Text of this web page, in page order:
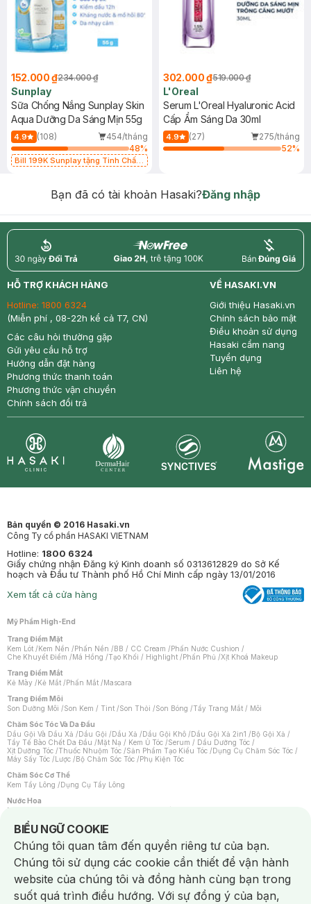
152.000 ₫234.000 ₫
Sunplay
Sữa Chống Nắng Sunplay Skin
Aqua Dưỡng Da Sáng Mịn 55g
4.9 (108)
454/tháng
48%
Bill 199K Sunplay tặng Tinh Chất
302.000 ₫519.000 ₫
L'Oreal
Serum L'Oreal Hyaluronic Acid
Cấp Ẩm Sáng Da 30ml
4.9 (27)
275/tháng
52%
Bạn đã có tài khoản Hasaki?Đăng nhập
return nowfree price
HỖ TRỢ KHÁCH HÀNG
Hotline: 1800 6324
(Miễn phí , 08-22h kể cả T7, CN)
Các câu hỏi thường gặp
Gửi yêu cầu hỗ trợ
Hướng dẫn đặt hàng
Phương thức thanh toán
Phương thức vận chuyển
Chính sách đổi trả
VỀ HASAKI.VN
Giới thiệu Hasaki.vn
Chính sách bảo mật
Điều khoản sử dụng
Hasaki cẩm nang
Tuyển dụng
Liên hệ
Bản quyền © 2016 Hasaki.vn
Công Ty cổ phần HASAKI VIETNAM
Hotline: 1800 6324
Giấy chứng nhận Đăng ký Kinh doanh số 0313612829 do Sở Kế
hoạch và Đầu tư Thành phố Hồ Chí Minh cấp ngày 13/01/2016
Xem tất cả cửa hàng
Mỹ Phẩm High-End
Trang Điểm Mặt
Kem Lót /Kem Nền /Phấn Nền /BB / CC Cream /Phấn Nước Cushion /
Che Khuyết Điểm /Má Hồng /Tạo Khối / Highlight /Phấn Phủ /Xịt Khoá Makeup
Trang Điểm Mắt
Kẻ Mày /Kẻ Mắt /Phấn Mắt /Mascara
Trang Điểm Môi
Son Dưỡng Môi /Son Kem / Tint /Son Thỏi /Son Bóng /Tẩy Trang Mắt / Môi
Chăm Sóc Tóc Và Da Đầu
Dầu Gội Và Dầu Xả /Dầu Gội /Dầu Xả /Dầu Gội Khô /Dầu Gội Xả 2in1 /Bộ Gội Xả /
Tẩy Tế Bào Chết Da Đầu /Mặt Nạ / Kem Ủ Tóc /Serum / Dầu Dưỡng Tóc /
Xịt Dưỡng Tóc /Thuốc Nhuộm Tóc /Sản Phẩm Tạo Kiểu Tóc /Dụng Cụ Chăm Sóc Tóc /
Máy Sấy Tóc /Lược /Bộ Chăm Sóc Tóc /Phụ Kiện Tóc
Chăm Sóc Cơ Thể
Kem Tẩy Lông /Dụng Cụ Tẩy Lông
Nước Hoa
Nước Hoa Nữ
Chăm Sóc Cá Nhân
Chống Muỗi /Khẩu Trang /Máy Massage/Mặt Nạ Xông Hơi /Nước Rửa Tay/
Sản Phẩm Chăm Sóc Khác /Bàn Chải Đánh Răng /Bàn Chải Điện/
Hỗ Trợ Trắng Răng/Kem Đánh Răng /Máy Tăm Nước/ Nước Súc Miệng/
Tăm / Chỉ Nha Khoa/ Xịt Thơm Miệng / Dung Dịch Vệ Sinh/Dưỡng Vùng Kín/
Khăn Ướt Vệ Sinh Vùng Kín/Băng Vệ Sinh/Tampon/Bọt Cạo Râu /Dao Cạo Râu/
Máy Cạo Râu
Vấn Đề Về Da
BIỂU NGỮ COOKIE
Notice about cookies usage
Chúng tôi quan tâm đến quyền riêng tư của bạn.
Chúng tôi sử dụng các cookie cần thiết để vận hành
website của chúng tôi và đồng hành cùng bạn trong
suốt quá trình điều hướng. Với sự đồng ý của bạn,